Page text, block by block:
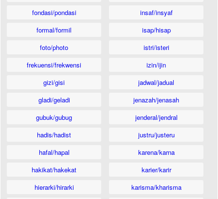
fondasi/pondasi
formal/formil
foto/photo
frekuensi/frekwensi
gizi/gisi
gladi/geladi
gubuk/gubug
hadis/hadist
hafal/hapal
hakikat/hakekat
hierarki/hirarki
insaf/insyaf
isap/hisap
istri/isteri
izin/ijin
jadwal/jadual
jenazah/jenasah
jenderal/jendral
justru/justeru
karena/karna
karier/karir
karisma/kharisma